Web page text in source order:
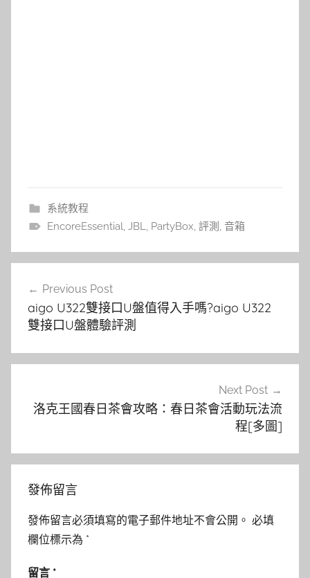
系統教程
EncoreEssential, JBL, PartyBox, 評測 , 音箱
導
覽
Previous Post
aigo U322雙接口U盤值得入手嗎?aigo U322
雙接口U盤體驗評測
Next Post
洛克王國春日茶會攻略：春日茶會活動玩法流
程[多圖]
發佈留言
發佈留言必須填寫的電子郵件地址不會公開。 必填
欄位標示為 *
留言 *